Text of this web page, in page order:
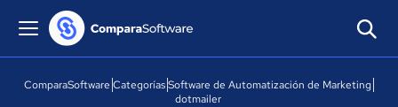
ComparaSoftware CategoríasSoftware de Automatización de Marketing
dotmailer